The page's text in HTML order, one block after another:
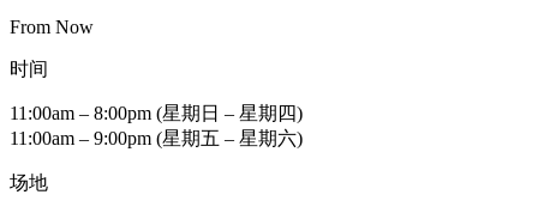
From Now
时间
11:00am – 8:00pm (星期日 – 星期四)
11:00am – 9:00pm (星期五 – 星期六)
场地